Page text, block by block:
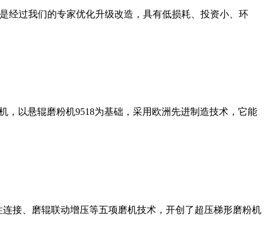
经过我们的专家优化升级改造，具有低损耗、投资小、环
以悬辊磨粉机9518为基础，采用欧洲先进制造技术，它能
接、磨辊联动增压等五项磨机技术，开创了超压梯形磨粉机